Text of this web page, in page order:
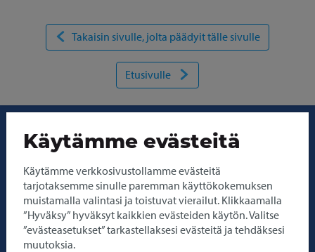
Takaisin sivulle, jolta päädyit tälle sivulle
Etusivulle
Asiakaspalvelu
Asiakaspalvelu avoinna24/7
info@pakuovelle.com
Käytämme evästeitä
Käytämme verkkosivustollamme evästeitä
tarjotaksemme sinulle paremman käyttökokemuksen
muistamalla valintasi ja toistuvat vierailut. Klikkaamalla
”Hyväksy” hyväksyt kaikkien evästeiden käytön. Valitse
”evästeasetukset” tarkastellaksesi evästeitä ja tehdäksesi
muutoksia.